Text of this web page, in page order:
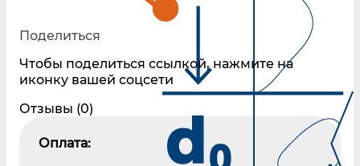
Поделиться
Чтобы поделиться ссылкой, нажмите на
иконку вашей соцсети
Отзывы (0)
Оплата: